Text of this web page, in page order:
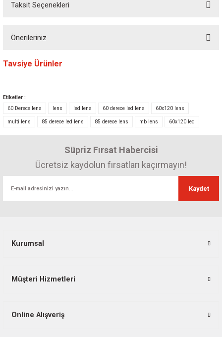
Taksit Seçenekleri
Önerileriniz
Bu ürünün fiyat bilgisi, resim, ürün açıklamalarında ve diğer konularda
yetersiz gördüğünüz noktaları öneri formunu kullanarak tarafımıza
Ürün fiyatı diğer sitelerden daha pahalı.
Bu ürüne benzer farklı alternatifler olmalı.
Tavsiye Ürünler
Etiketler :
60 Derece lens
lens led lens 60 derece led lens 60x120 lens
multi lens 85 derece led lens 85 derece lens mb lens 60x120 led
Süpriz Fırsat Habercisi
Ücretsiz kaydolun fırsatları kaçırmayın!
Kaydet
Kurumsal
Müşteri Hizmetleri
Online Alışveriş